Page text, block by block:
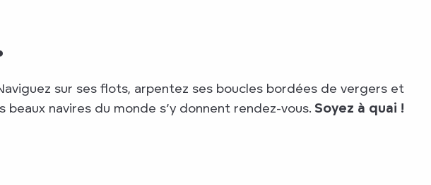
sur ses flots, arpentez ses boucles bordées de vergers et
beaux navires du monde s’y donnent rendez-vous. Soyez à quai !